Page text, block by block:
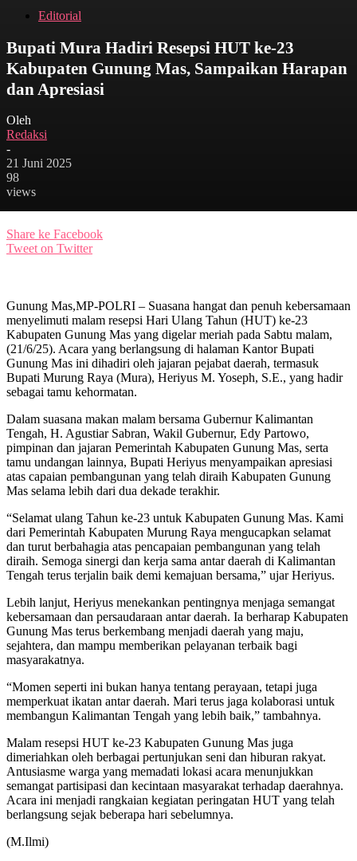
Editorial
Bupati Mura Hadiri Resepsi HUT ke-23
Kabupaten Gunung Mas, Sampaikan Harapan
dan Apresiasi
Oleh
Redaksi
-
21 Juni 2025
98
views
Share ke Facebook
Tweet on Twitter
Gunung Mas,MP-POLRI – Suasana hangat dan penuh kebersamaan
menyelimuti malam resepsi Hari Ulang Tahun (HUT) ke-23
Kabupaten Gunung Mas yang digelar meriah pada Sabtu malam,
(21/6/25). Acara yang berlangsung di halaman Kantor Bupati
Gunung Mas ini dihadiri oleh jajaran pejabat daerah, termasuk
Bupati Murung Raya (Mura), Heriyus M. Yoseph, S.E., yang hadir
sebagai tamu kehormatan.
Dalam suasana makan malam bersama Gubernur Kalimantan
Tengah, H. Agustiar Sabran, Wakil Gubernur, Edy Partowo,
pimpinan dan jajaran Pemerintah Kabupaten Gunung Mas, serta
tamu undangan lainnya, Bupati Heriyus menyampaikan apresiasi
atas capaian pembangunan yang telah diraih Kabupaten Gunung
Mas selama lebih dari dua dekade terakhir.
“Selamat ulang Tahun ke-23 untuk Kabupaten Gunung Mas. Kami
dari Pemerintah Kabupaten Murung Raya mengucapkan selamat
dan turut berbahagia atas pencapaian pembangunan yang telah
diraih. Semoga sinergi dan kerja sama antar daerah di Kalimantan
Tengah terus terjalin baik demi kemajuan bersama,” ujar Heriyus.
Lebih lanjut, Heriyus menekankan pentingnya menjaga semangat
kebersamaan dan persaudaraan antar daerah. Ia berharap Kabupaten
Gunung Mas terus berkembang menjadi daerah yang maju,
sejahtera, dan mampu memberikan pelayanan terbaik bagi
masyarakatnya.
“Momen seperti ini bukan hanya tentang perayaan, tetapi juga
memperkuat ikatan antar daerah. Mari terus jaga kolaborasi untuk
membangun Kalimantan Tengah yang lebih baik,” tambahnya.
Malam resepsi HUT ke-23 Kabupaten Gunung Mas juga
dimeriahkan oleh berbagai pertunjukan seni dan hiburan rakyat.
Antusiasme warga yang memadati lokasi acara menunjukkan
semangat partisipasi dan kecintaan masyarakat terhadap daerahnya.
Acara ini menjadi rangkaian kegiatan peringatan HUT yang telah
berlangsung sejak beberapa hari sebelumnya.
(M.Ilmi)